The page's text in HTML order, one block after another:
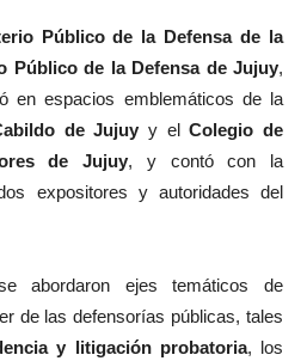
Público de la Defensa de la
Público de la Defensa de Jujuy,
en espacios emblemáticos de la
de Jujuy y elColegio de
de Jujuy, y contó con la
expositores y autoridades del
abordaron ejes temáticos de
de las defensorías públicas, tales
y litigación probatoria, los